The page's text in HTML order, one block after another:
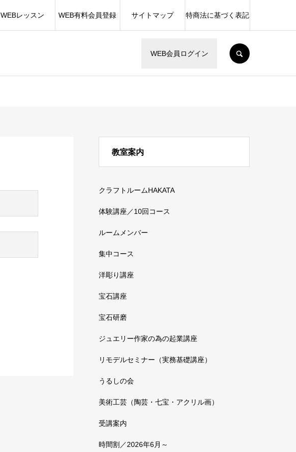
WEB会員ログイン
WEBレッスン WEB有料会員登録 サイトマップ 特商法に基づく表記
教室案内
クラフトルームHAKATA
体験講座／10回コース
ルームメンバー
集中コース
洋彫り講座
宝石講座
宝石研磨
ジュエリー作家の為の起業講座
リモデルセミナー（実務基礎講座）
うるしの会
美術工芸（陶芸・七宝・アクリル画）
受講案内
時間割／2026年6月～